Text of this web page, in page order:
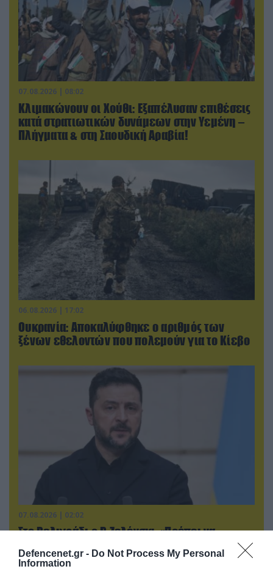
Defencenet.gr - Do Not Process My Personal
Information
07.08.2026 | 08:02
Κλιμακώνουν οι Χούθι: Eξαπέλυσαν επιθέσεις
κατά στρατιωτικών δυνάμεων στην Υεμένη –
Πλήγματα & στη Σαουδική Αραβία!
06.08.2026 | 17:02
Ουκρανία: Αποκαλύφθηκε ο αριθμός των
ξένων εθελοντών που πολεμούν για το Κίεβο
07.08.2026 | 02:02
Στο Βελιγράδι ο Β.Ζελένσκι: «Πρέπει να
στρατόπεδο της Ρωσίας»